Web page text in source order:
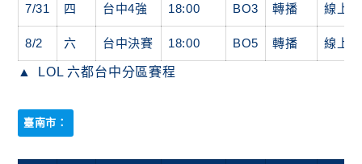
7/31 四 台中4強 18:00 BO3 轉播 線上
8/2 六 台中決賽 18:00 BO5 轉播 線上
LOL 六都台中分區賽程
臺南市：